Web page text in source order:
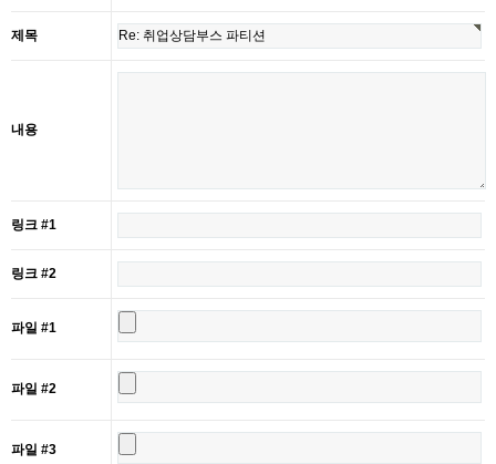
제목
내용
링크 #1
링크 #2
파일 #1
파일 #2
파일 #3